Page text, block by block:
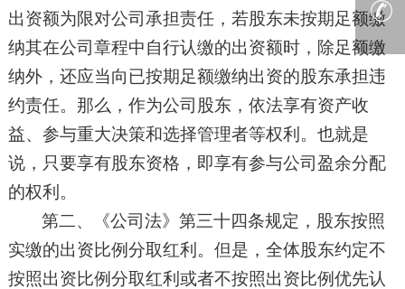
出资额为限对公司承担责任，若股东未按期足额缴
纳其在公司章程中自行认缴的出资额时，除足额缴
纳外，还应当向已按期足额缴纳出资的股东承担违
约责任。 那么，作为公司股东， 依法享有资产收
益、参与重大决策和选择管理者等权利。 也就是
说， 只要享有股东资格，即享有参与公司盈余分配
的权利。
第二、
《公司法》第三十四条规定 ， 股东按照
实缴的出资比例分取红利 。 但是，全体股东约定不
按照出资比例分取红利或者不按照出资比例优先认